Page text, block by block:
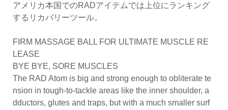
アメリカ本国でのRADアイテムでは上位にランキング
するリカバリーツール。
FIRM MASSAGE BALL FOR ULTIMATE MUSCLE RE
LEASE
BYE BYE, SORE MUSCLES
The RAD Atom is big and strong enough to obliterate te
nsion in tough-to-tackle areas like the inner shoulder, a
dductors, glutes and traps, but with a much smaller surf